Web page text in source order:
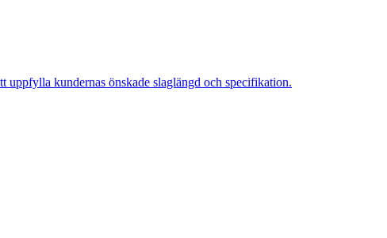
uppfylla kundernas önskade slaglängd och specifikation.